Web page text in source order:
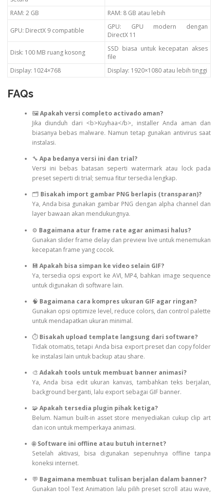
RAM: 2 GB
RAM: 8 GB atau lebih
GPU: DirectX 9 compatible
GPU: GPU modern dengan
DirectX 11
Disk: 100 MB ruang kosong
SSD biasa untuk kecepatan akses
file
Display: 1024×768
Display: 1920×1080 atau lebih tinggi
FAQs
🖼Apakah versi completo activado aman?
Jika diunduh dari <b>Kuyhaa</b>, installer Anda aman dan
biasanya bebas malware. Namun tetap gunakan antivirus saat
instalasi.
🔧 Apa bedanya versi ini dan trial?
Versi ini bebas batasan seperti watermark atau lock pada
preset seperti di trial; semua fitur tersedia lengkap.
🗂 Bisakah import gambar PNG berlapis (transparan)?
Ya, Anda bisa gunakan gambar PNG dengan alpha channel dan
layer bawaan akan mendukungnya.
⚙ Bagaimana atur frame rate agar animasi halus?
Gunakan slider frame delay dan preview live untuk menemukan
kecepatan frame yang cocok.
💾 Apakah bisa simpan ke video selain GIF?
Ya, tersedia opsi export ke AVI, MP4, bahkan image sequence
untuk digunakan di software lain.
🧠 Bagaimana cara kompres ukuran GIF agar ringan?
Gunakan opsi optimize level, reduce colors, dan control palette
untuk mendapatkan ukuran minimal.
⏱ Bisakah upload template langsung dari software?
Tidak otomatis, tetapi Anda bisa export preset dan copy folder
ke instalasi lain untuk backup atau share.
🎨 Adakah tools untuk membuat banner animasi?
Ya, Anda bisa edit ukuran kanvas, tambahkan teks berjalan,
background berganti, lalu export sebagai GIF banner.
🧩Apakah tersedia plugin pihak ketiga?
Belum. Namun built-in asset store menyediakan cukup clip art
dan icon untuk memperkaya animasi.
🌐Software ini offline atau butuh internet?
Setelah aktivasi, bisa digunakan sepenuhnya offline tanpa
koneksi internet.
💬 Bagaimana membuat tulisan berjalan dalam banner?
Gunakan tool Text Animation lalu pilih preset scroll atau wave,